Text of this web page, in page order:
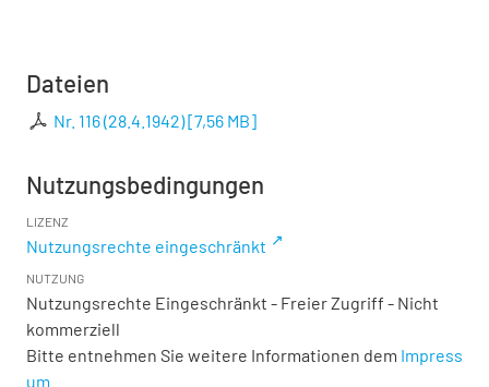
Dateien
Nr. 116 (28.4.1942)[7,56 MB]
Nutzungsbedingungen
LIZENZ
Nutzungsrechte eingeschränkt
NUTZUNG
Nutzungsrechte Eingeschränkt - Freier Zugriff - Nicht
kommerziell
Bitte entnehmen Sie weitere Informationen dem Impress
um